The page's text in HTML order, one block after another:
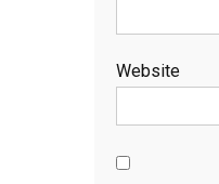
Website